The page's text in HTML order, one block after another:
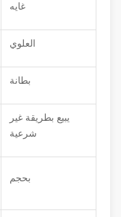
العلوي
يبيع بطريقة غير
شرعية